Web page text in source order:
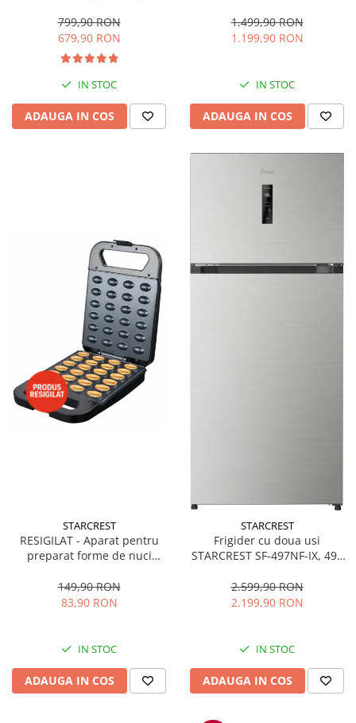
interioara, H 84 cm, Negru
799,90 RON
679,90 RON
IN STOC
ADAUGA IN COS
Iluminare LED, Termostat
Reglabil, H 147 cm, Negru
1.499,90 RON
1.199,90 RON
IN STOC
ADAUGA IN COS
STARCREST
RESIGILAT - Aparat pentru
preparat forme de nuci
forme, 1400W, Indicator
luminos, Placi antiaderente,
149,90 RON
83,90 RON
IN STOC
ADAUGA IN COS
STARCREST
Frigider cu doua usi
STARCREST SF-497NF-IX, 497
Inverter, Clasa E, Display,
Functie super racire, Blocare
2.599,90 RON
2.199,90 RON
IN STOC
ADAUGA IN COS